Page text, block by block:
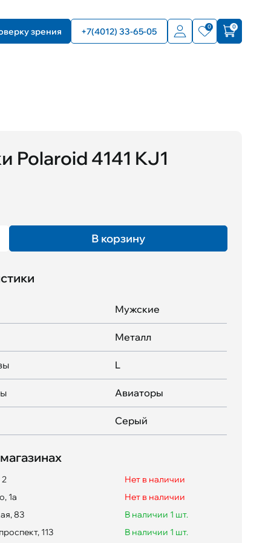
зрения +7(4012) 33-65-05 0 0
Polaroid 4141 KJ1
В корзину
Мужские
Металл
L
Авиаторы
Серый
Нет в наличии
1а
Нет в наличии
83
В наличии 1 шт.
113
В наличии 1 шт.